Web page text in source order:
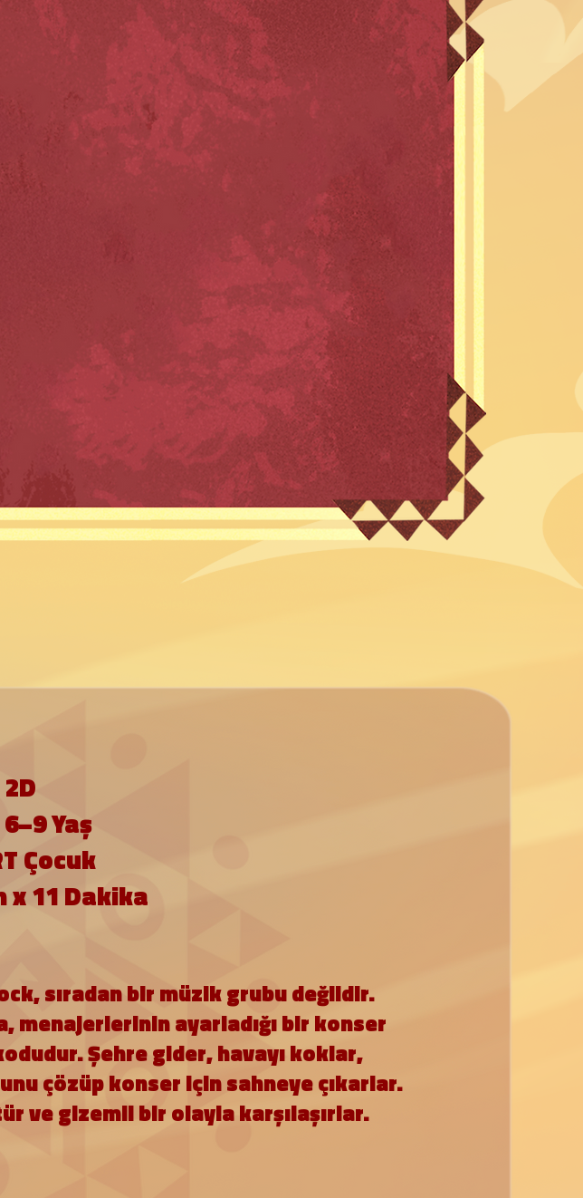
sıradan bir müzik grubu değildir.
menajerlerinin ayarladığı bir konser
Şehre gider, havayı koklar,
çözüp konser için sahneye çıkarlar.
ve gizemli bir olayla karşılaşırlar.
Yaş
Çocuk
x 11 Dakika